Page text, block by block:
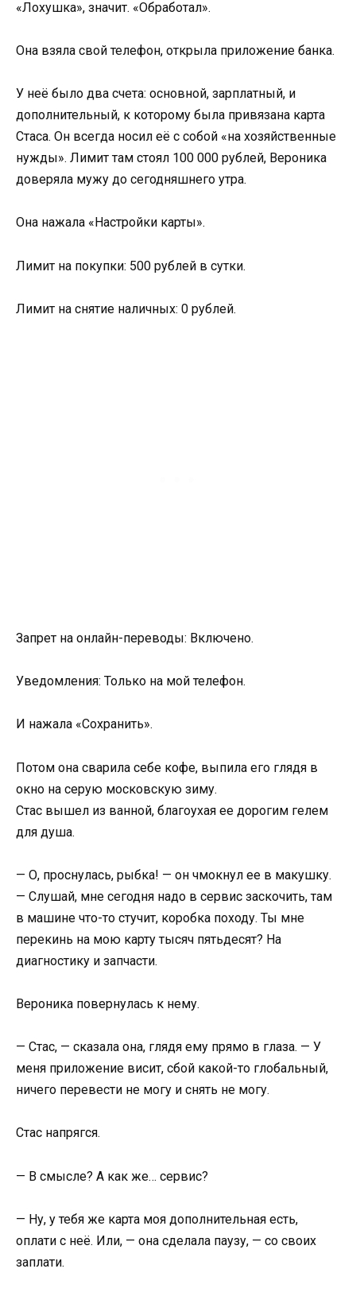
«Лохушка», значит. «Обработал».
Она взяла свой телефон, открыла приложение банка.
У неё было два счета: основной, зарплатный, и
дополнительный, к которому была привязана карта
Стаса. Он всегда носил её с собой «на хозяйственные
нужды». Лимит там стоял 100 000 рублей, Вероника
доверяла мужу до сегодняшнего утра.
Она нажала «Настройки карты».
Лимит на покупки: 500 рублей в сутки.
Лимит на снятие наличных: 0 рублей.
Запрет на онлайн-переводы: Включено.
Уведомления: Только на мой телефон.
И нажала «Сохранить».
Потом она сварила себе кофе, выпила его глядя в
окно на серую московскую зиму.
Стас вышел из ванной, благоухая ее дорогим гелем
для душа.
— О, проснулась, рыбка! — он чмокнул ее в макушку.
— Слушай, мне сегодня надо в сервис заскочить, там
в машине что-то стучит, коробка походу. Ты мне
перекинь на мою карту тысяч пятьдесят? На
диагностику и запчасти.
Вероника повернулась к нему.
— Стас, — сказала она, глядя ему прямо в глаза. — У
меня приложение висит, сбой какой-то глобальный,
ничего перевести не могу и снять не могу.
Стас напрягся.
— В смысле? А как же… сервис?
— Ну, у тебя же карта моя дополнительная есть,
оплати с неё. Или, — она сделала паузу, — со своих
заплати.